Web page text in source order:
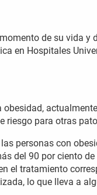
de su vida y
en Hospitales
riesgo para otras
personas con
del 90 por ciento
el tratamiento
lo que lleva a